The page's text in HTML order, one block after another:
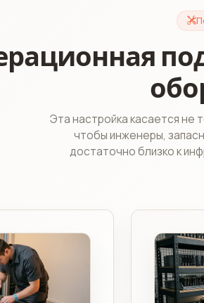
Эта настройка касается не
чтобы инженеры,
достаточно близко к